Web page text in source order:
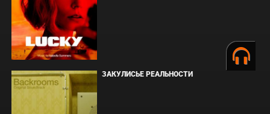
ЗАКУЛИСЬЕ РЕАЛЬНОСТИ